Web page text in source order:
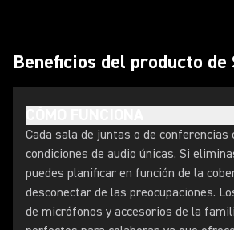
Beneficios del producto de
Cada sala de juntas o de conferencias
condiciones de audio únicas. Si
puedes planificar en función de la
desconectar de las preocupaciones.
de micrófonos y accesorios de la